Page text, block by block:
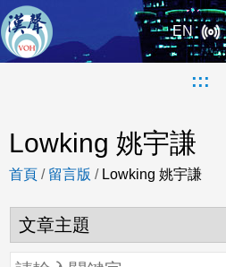
EN
:::
Lowking 姚宇謙
首頁 / 留言版 / Lowking 姚宇謙